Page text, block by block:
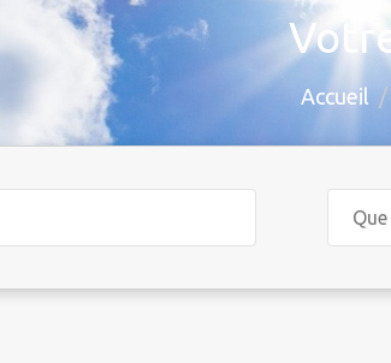
Accueil